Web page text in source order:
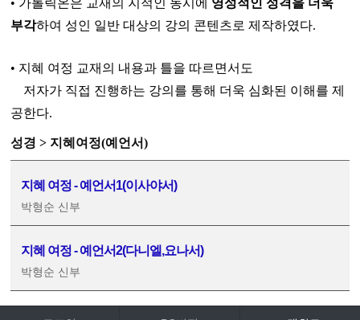
부각하여 성인 일반 대상의 강의 콘텐츠로 제작하였다.
• 지혜 여정 교재의 내용과 틀을 따르면서도
저자가 직접 진행하는 강의를 통해 더욱 심화된 이해를 제
공한다.
성경 > 지혜여정(예언서)
지혜 여정 - 예언서1(이사야서)
박형순 신부
지혜 여정 - 예언서2(다니엘,요나서)
박형순 신부